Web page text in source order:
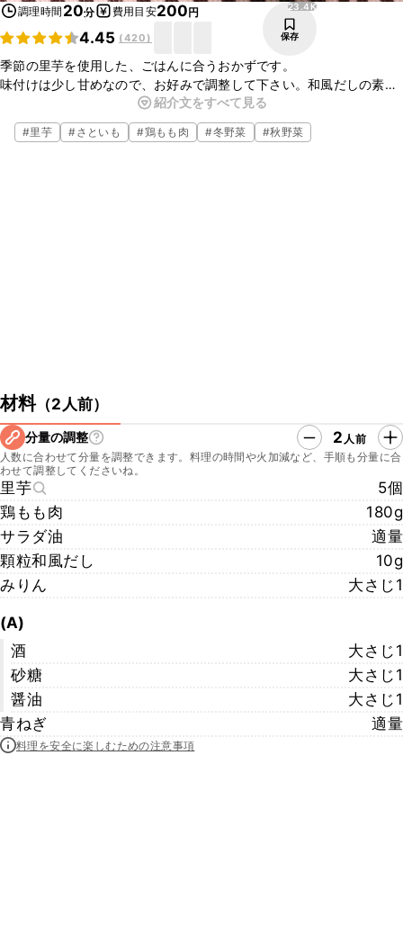
調理時間 20分 費用目安200円
4.45 (420)
23.4K
保存
季節の里芋を使用した、ごはんに合うおかずです。
味付けは少し甘めなので、お好みで調整して下さい。和風だしの素を
加えても美味しく出来ますよ。
長ネギやしらたき、ゴボウなどの具材を加えて炒めてもオススメで
す。
紹介文をすべて見る
#里芋 #さといも #鶏もも肉 #冬野菜 #秋野菜
材料（2人前）
分量の調整 2 人前
人数に合わせて分量を調整できます。料理の時間や火加減など、手順も分量に合
わせて調整してくださいね。
里芋
5個
鶏もも肉
180g
サラダ油
適量
顆粒和風だし
10g
みりん
大さじ1
(A)
酒
大さじ1
砂糖
大さじ1
醤油
大さじ1
青ねぎ
適量
料理を安全に楽しむための注意事項